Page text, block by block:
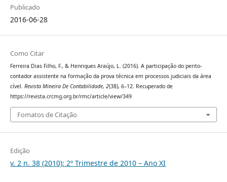
Publicado
2016-06-28
Como Citar
Ferreira Dias Filho, F., & Henriques Araújo, L. (2016). A participação do perito-
contador assistente na formação da prova técnica em processos judiciais da área
cível. Revista Mineira De Contabilidade, 2(38), 6–12. Recuperado de
https://revista.crcmg.org.br/rmc/article/view/349
Fomatos de Citação
Edição
v. 2 n. 38 (2010): 2º Trimestre de 2010 – Ano XI